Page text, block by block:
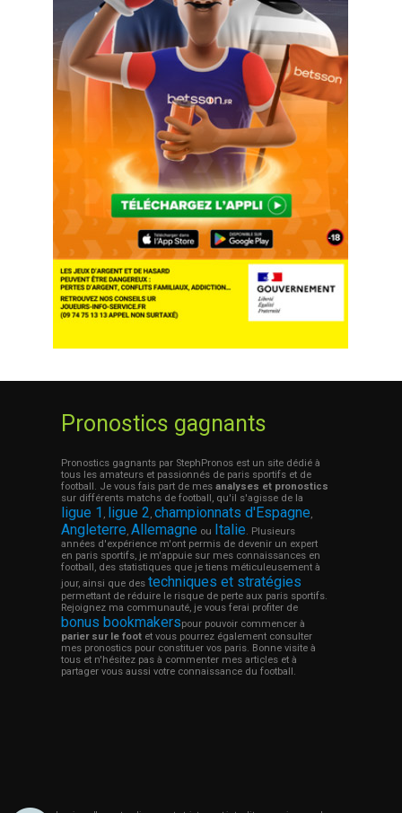
Pronostics gagnants
Pronostics gagnants par StephPronos est un site dédié à
tous les amateurs et passionnés de paris sportifs et de
football. Je vous fais part de mes analyses et pronostics
sur différents matchs de football, qu'il s'agisse de la
ligue 1 , ligue 2, championnats d'Espagne,
Angleterre, Allemagne ou Italie. Plusieurs
années d'expérience m'ont permis de devenir un expert
en paris sportifs, je m'appuie sur mes connaissances en
football, des statistiques que je tiens méticuleusement à
jour, ainsi que des techniques et stratégies
permettant de réduire le risque de perte aux paris sportifs.
Rejoignez ma communauté, je vous ferai profiter de
bonus bookmakerspour pouvoir commencer à
parier sur le footet vous pourrez également consulter
mes pronostics pour constituer vos paris. Bonne visite à
tous et n'hésitez pas à commenter mes articles et à
partager vous aussi votre connaissance du football.